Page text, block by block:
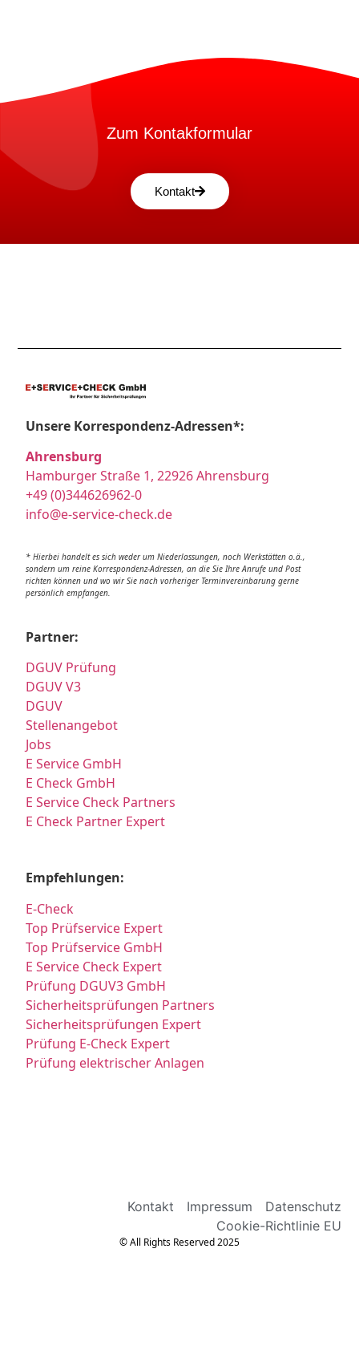
Zum Kontakformular
Kontakt
Unsere Korrespondenz-Adressen*:
Ahrensburg
Hamburger Straße 1, 22926 Ahrensburg
+49 (0)344626962-0
info@e-service-check.de
* Hierbei handelt es sich weder um Niederlassungen, noch Werkstätten o.ä.,
sondern um reine Korrespondenz-Adressen, an die Sie Ihre Anrufe und Post
richten können und wo wir Sie nach vorheriger Terminvereinbarung gerne
persönlich empfangen.
Partner:
DGUV Prüfung
DGUV V3
DGUV
Stellenangebot
Jobs
E Service GmbH
E Check GmbH
E Service Check Partners
E Check Partner Expert
Empfehlungen:
E-Check
Top Prüfservice Expert
Top Prüfservice GmbH
E Service Check Expert
Prüfung DGUV3 GmbH
Sicherheitsprüfungen Partners
Sicherheitsprüfungen Expert
Prüfung E-Check Expert
Prüfung elektrischer Anlagen
Kontakt Impressum
Datenschutz
Cookie-Richtlinie EU
© All Rights Reserved 2025